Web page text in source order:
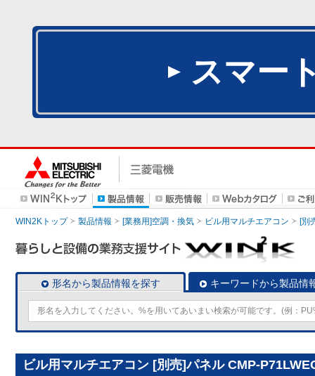
スマー
WIN2Kトップ 製品情報 [業務用]空調・換気 ビル用マルチエアコン [別
形名から製品情報を探す キーワードから製品情
ビル用マルチエアコン [別売]パネル CMP-